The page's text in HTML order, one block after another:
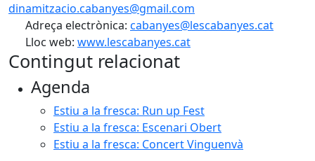
dinamitzacio.cabanyes@gmail.com
Adreça electrònica: cabanyes@lescabanyes.cat
Lloc web: www.lescabanyes.cat
Contingut relacionat
Agenda
Estiu a la fresca: Run up Fest
Estiu a la fresca: Escenari Obert
Estiu a la fresca: Concert Vinguenvà